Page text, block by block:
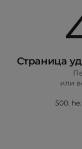
Страница
или
500: